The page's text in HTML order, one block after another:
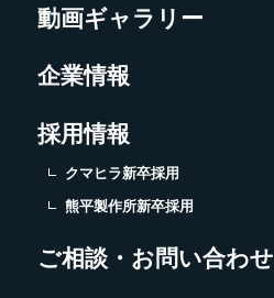
動画ギャラリー
企業情報
採用情報
クマヒラ新卒採用
熊平製作所新卒採用
ご相談・お問い合わせ